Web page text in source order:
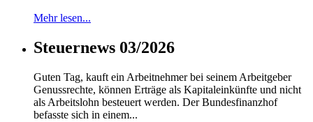
Mehr lesen...
Steuernews 03/2026
Guten Tag, kauft ein Arbeitnehmer bei seinem Arbeitgeber
Genussrechte, können Erträge als Kapitaleinkünfte und nicht
als Arbeitslohn besteuert werden. Der Bundesfinanzhof
befasste sich in einem...